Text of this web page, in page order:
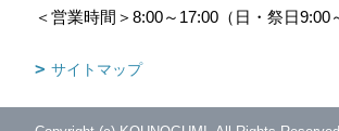
＜営業時間＞8:00～17:00（日・祭日
サイトマップ